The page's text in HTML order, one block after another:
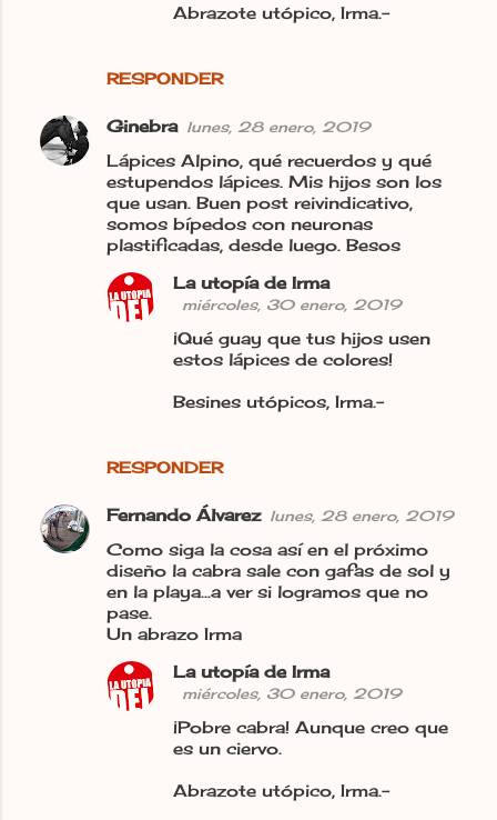
RESPONDER
Abrazote utópico, Irma.-
Ginebra lunes, 28 enero, 2019
Lápices Alpino, qué recuerdos y qué
estupendos lápices. Mis hijos son los
que usan. Buen post reivindicativo,
somos bípedos con neuronas
plastificadas, desde luego. Besos
RESPONDER
La utopía de Irma
miércoles, 30 enero, 2019
¡Qué guay que tus hijos usen
estos lápices de colores!
Besines utópicos, Irma.-
Fernando Álvarez lunes, 28 enero, 2019
Como siga la cosa así en el próximo
diseño la cabra sale con gafas de sol y
en la playa...a ver si logramos que no
pase.
Un abrazo Irma
La utopía de Irma
miércoles, 30 enero, 2019
¡Pobre cabra! Aunque creo que
es un ciervo.
Abrazote utópico, Irma.-